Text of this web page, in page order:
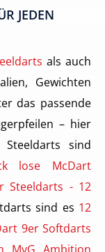
JEDEN
als auch
Gewichten
das passende
– hier
sind
lose McDart
Steeldarts - 12
sind es 12
9er Softdarts
MvG Ambition